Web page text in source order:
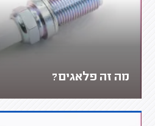
מה זה פלאגים?